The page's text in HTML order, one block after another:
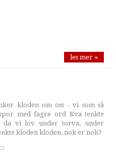
les mer »
kloden om oss - vi som så
med fagre ord Kva tenkte
da vi lov under torva, under
kloden kloden, nok er nok?